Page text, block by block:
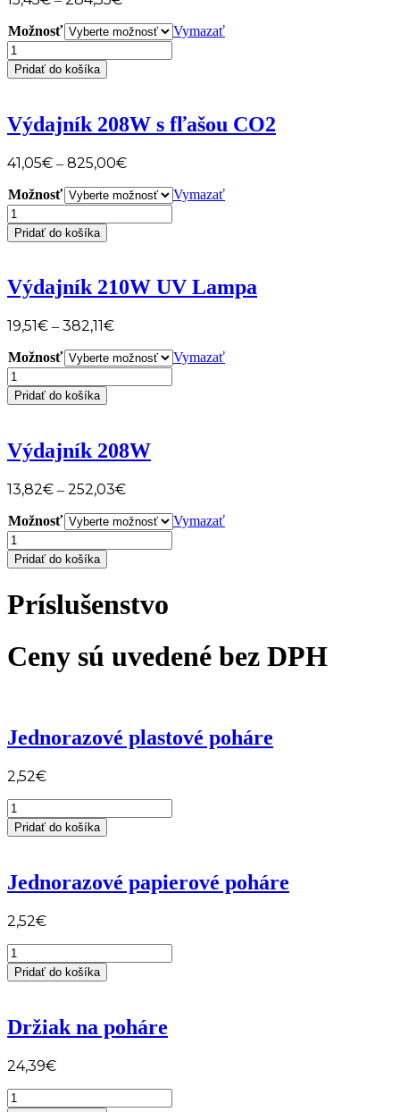
Možnosť
Vymazať
množstvo
Výdajník
266B
Pridať do košíka
Výdajník 208W s fľašou CO2
41,05€ – 825,00€
Možnosť
Vymazať
množstvo
Výdajník
208W
fľašou
CO2
Pridať do košíka
Výdajník 210W UV Lampa
19,51€ – 382,11€
Možnosť
Vymazať
množstvo
Výdajník
210W
Pridať do košíka
Výdajník 208W
13,82€ – 252,03€
Možnosť
Vymazať
množstvo
Výdajník
208W
Pridať do košíka
Príslušenstvo
Ceny sú uvedené bez DPH
Jednorazové plastové poháre
2,52€
množstvo
Jednorazové
plastové
Pridať do košíka
Jednorazové papierové poháre
2,52€
množstvo
Jednorazové
papierové
Pridať do košíka
Držiak na poháre
24,39€
množstvo